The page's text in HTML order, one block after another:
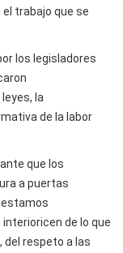
trabajo que se
los legisladores
la
de la labor
que los
a puertas
de lo que
del respeto a las